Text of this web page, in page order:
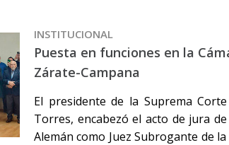
INSTITUCIONAL
Puesta en funciones en la
Zárate-Campana
El presidente de la Suprema
Torres, encabezó el acto de jura
Alemán como Juez Subrogante de